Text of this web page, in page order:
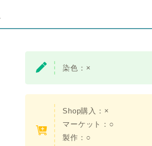
染色：×
Shop購入：×
マーケット：○
製作：○